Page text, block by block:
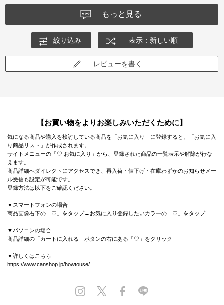
もっと見る
絞り込み 表示：新しい順
レビューを書く
【お買い物をよりお楽しみいただくために】
気になる商品や購入を検討している商品を「お気に入り」に登録すると、「お気に入
り商品リスト」が作成されます。
サイトメニューの「♡ お気に入り」から、登録された商品の一覧表示や解除が行な
えます。
商品詳細へダイレクトにアクセスでき、再入荷・値下げ・在庫わずかのお知らせメー
ル受信も設定が可能です。
登録方法は以下をご確認ください。
▼スマートフォンの場合
商品画像右下の「♡」をタップ→お気に入り登録したいカラーの「♡」をタップ
▼パソコンの場合
商品詳細の「カートに入れる」ボタンの右にある「♡」をクリック
▼詳しくはこちら
https://www.canshop.jp/howtouse/